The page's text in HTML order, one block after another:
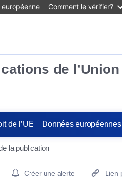
européenne Comment le vérifier?
de l’Union
de l’UE Données européennes
la publication
Portlet
Créer une alerte Lien